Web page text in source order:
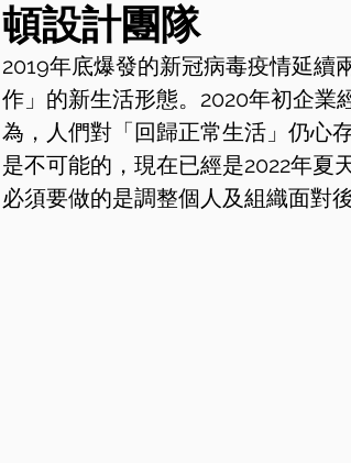
頓設計團隊
2019年底爆發的新冠病毒疫情延續
作」的新生活形態。2020年初企業
為，人們對「回歸正常生活」仍心
是不可能的，現在已經是2022年夏
必須要做的是調整個人及組織面對